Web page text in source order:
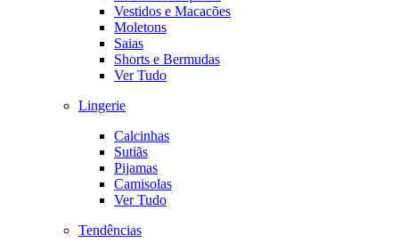
Vestidos e Macacões
Moletons
Saias
Shorts e Bermudas
Ver Tudo
Lingerie
Calcinhas
Sutiãs
Pijamas
Camisolas
Ver Tudo
Tendências